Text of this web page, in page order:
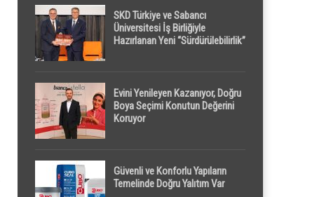
SKD Türkiye ve Sabancı
Üniversitesi İş Birliğiyle
Hazırlanan Yeni “Sürdürülebilirlik”
Evini Yenileyen Kazanıyor, Doğru
Boya Seçimi Konutun Değerini
Koruyor
Güvenli ve Konforlu Yapıların
Temelinde Doğru Yalıtım Var